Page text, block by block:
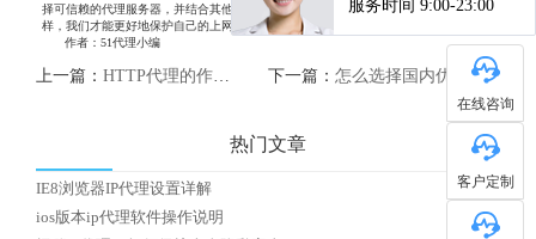
择可信赖的代理服务器，并结合其他安全工具来提高我们的网络安全水平。只有这
样，我们才能更好地保护自己的上网安全，享受更好的网络体验。
作者：51代理小编
上一篇： HTTP代理的作用及原理解析 下一篇： 怎么选择国内优质HTTP代理IP
热门文章
IE8浏览器IP代理设置详解
ios版本ip代理软件操作说明
在线咨询
客户定制